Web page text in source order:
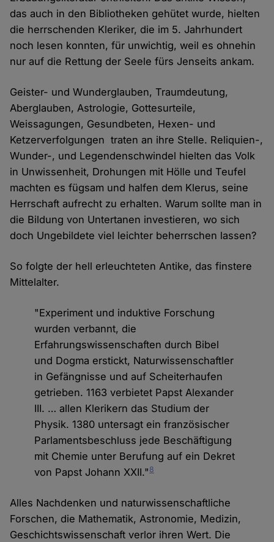
das auch in den Bibliotheken gehütet wurde, hielten
die herrschenden Kleriker, die im 5. Jahrhundert
noch lesen konnten, für unwichtig, weil es ohnehin
nur auf die Rettung der Seele fürs Jenseits ankam.
Geister- und Wunderglauben, Traumdeutung,
Aberglauben, Astrologie, Gottesurteile,
Weissagungen, Gesundbeten, Hexen- und
Ketzerverfolgungen traten an ihre Stelle. Reliquien-,
Wunder-, und Legendenschwindel hielten das Volk
in Unwissenheit, Drohungen mit Hölle und Teufel
machten es fügsam und halfen dem Klerus, seine
Herrschaft aufrecht zu erhalten. Warum sollte man in
die Bildung von Untertanen investieren, wo sich
doch Ungebildete viel leichter beherrschen lassen?
So folgte der hell erleuchteten Antike, das finstere
Mittelalter.
"Experiment und induktive Forschung
wurden verbannt, die
Erfahrungswissenschaften durch Bibel
und Dogma erstickt, Naturwissenschaftler
in Gefängnisse und auf Scheiterhaufen
getrieben. 1163 verbietet Papst Alexander
III. … allen Klerikern das Studium der
Physik. 1380 untersagt ein französischer
Parlamentsbeschluss jede Beschäftigung
mit Chemie unter Berufung auf ein Dekret
von Papst Johann XXII."8
Alles Nachdenken und naturwissenschaftliche
Forschen, die Mathematik, Astronomie, Medizin,
Geschichtswissenschaft verlor ihren Wert. Die